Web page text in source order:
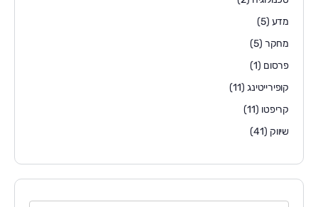
מדע (5)
מחקר (5)
פרסום (1)
קופירייטינג(11)
קריפטו (11)
שיווק (41)